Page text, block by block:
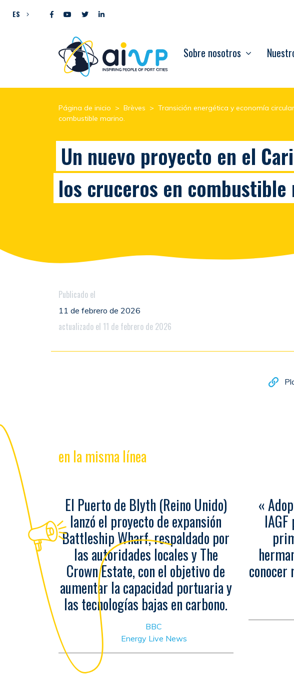
ES
Sobre nosotros
Página de inicio > Brèves > Transición energética y economía circular
combustible marino.
Un nuevo proyecto en el
los cruceros en combustible
Publicado el
11 de febrero de 2026
actualizado el 11 de febrero de 2026
en la misma línea
El Puerto de Blyth (Reino Unido)
lanzó el proyecto de expansión
Battleship Wharf, respaldado por
las autoridades locales y The
Crown Estate, con el objetivo de
aumentar la capacidad portuaria y
las tecnologías bajas en carbono.
BBC
Energy Live News
«